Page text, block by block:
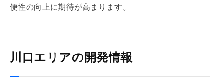
便性の向上に期待が高まります。
川口エリアの開発情報